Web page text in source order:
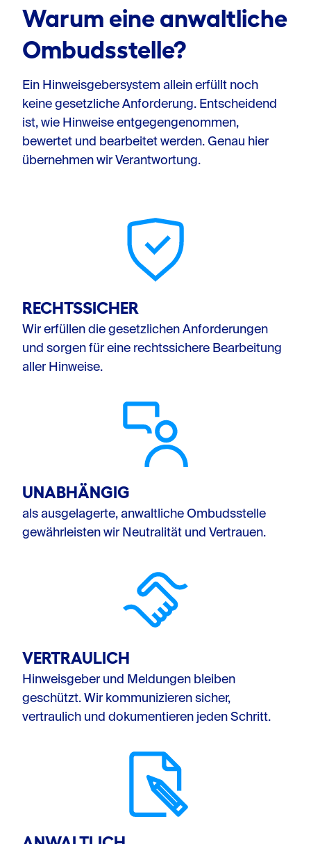
Warum eine anwaltliche
Ombudsstelle?
Ein Hinweisgebersystem allein erfüllt noch
keine gesetzliche Anforderung. Entscheidend
ist, wie Hinweise entgegengenommen,
bewertet und bearbeitet werden. Genau hier
übernehmen wir Verantwortung.
RECHTSSICHER
Wir erfüllen die gesetzlichen Anforderungen
und sorgen für eine rechtssichere Bearbeitung
aller Hinweise.
UNABHÄNGIG
als ausgelagerte, anwaltliche Ombudsstelle
gewährleisten wir Neutralität und Vertrauen.
VERTRAULICH
Hinweisgeber und Meldungen bleiben
geschützt. Wir kommunizieren sicher,
vertraulich und dokumentieren jeden Schritt.